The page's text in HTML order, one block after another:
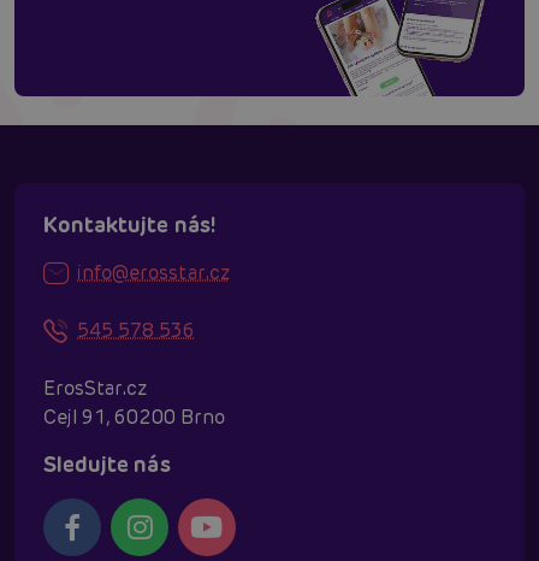
Kontaktujte nás!
info@erosstar.cz
545 578 536
ErosStar.cz
Cejl 91, 60200 Brno
Sledujte nás